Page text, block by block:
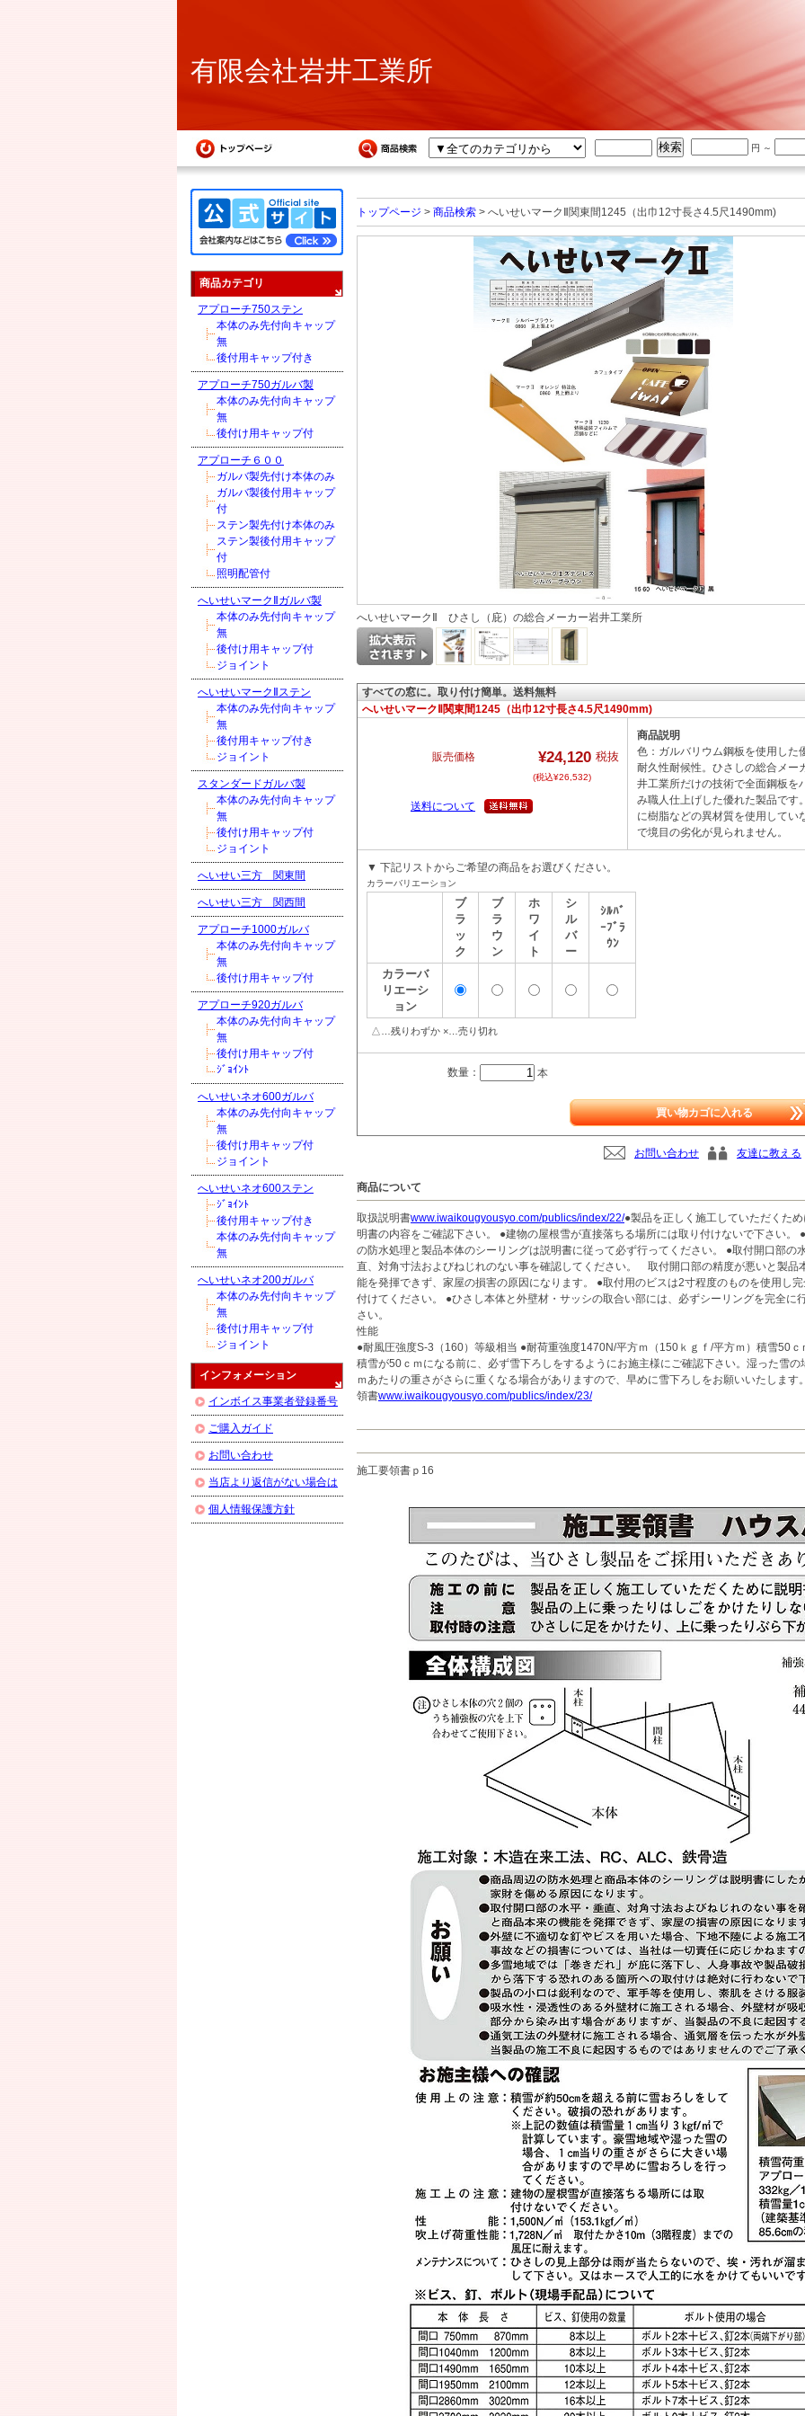
有限会社岩井工業所
円 ～
商品カテゴリ
アプローチ750ステン
本体のみ先付向キャップ
無
後付用キャップ付き
アプローチ750ガルバ製
本体のみ先付向キャップ
無
後付け用キャップ付
アプローチ６００
ガルバ製先付け本体のみ
ガルバ製後付用キャップ
付
ステン製先付け本体のみ
ステン製後付用キャップ
付
照明配管付
へいせいマークⅡガルバ製
本体のみ先付向キャップ
無
後付け用キャップ付
ジョイント
へいせいマークⅡステン
本体のみ先付向キャップ
無
後付用キャップ付き
ジョイント
スタンダードガルバ製
本体のみ先付向キャップ
無
後付け用キャップ付
ジョイント
へいせい三方 関東間
へいせい三方 関西間
アプローチ1000ガルバ
本体のみ先付向キャップ
無
後付け用キャップ付
アプローチ920ガルバ
本体のみ先付向キャップ
無
後付け用キャップ付
ｼﾞｮｲﾝﾄ
へいせいネオ600ガルバ
本体のみ先付向キャップ
無
後付け用キャップ付
ジョイント
へいせいネオ600ステン
ｼﾞｮｲﾝﾄ
後付用キャップ付き
本体のみ先付向キャップ
無
へいせいネオ200ガルバ
本体のみ先付向キャップ
無
後付け用キャップ付
ジョイント
インフォメーション
インボイス事業者登録番号
ご購入ガイド
お問い合わせ
当店より返信がない場合は
個人情報保護方針
トップページ > 商品検索 > へいせいマークⅡ関東間1245（出巾12寸長さ4.5尺1490mm)
へいせいマークⅡ ひさし（庇）の総合メーカー岩井工業所
すべての窓に。取り付け簡単。送料無料
へいせいマークⅡ関東間1245（出巾12寸長さ4.5尺1490mm)
販売価格 ¥24,120 税抜
(税込¥26,532)
送料について
商品説明
色：ガルバリウム鋼板を使用した
耐久性耐候性。ひさしの総合メー
井工業所だけの技術で全面鋼板を
み職人仕上げした優れた製品です
に樹脂などの異材質を使用してい
で境目の劣化が見られません。
▼ 下記リストからご希望の商品をお選びください。
カラーバリエーション
ブ
ラ
ッ
ク
ブ
ラ
ウ
ン
ホ
ワ
イ
ト
シ
ル
バ
ー
ｼﾙﾊﾞ
ｰﾌﾞﾗ
ｳﾝ
カラーバ
リエーシ
ョン
△…残りわずか ×…売り切れ
数量： 本
買い物カゴに入れる
お問い合わせ 友達に教える
商品について
取扱説明書www.iwaikougyousyo.com/publics/index/22/●製品を正しく施工していただくた
明書の内容をご確認下さい。 ●建物の屋根雪が直接落ちる場所には取り付けないで下さい。
の防水処理と製品本体のシーリングは説明書に従って必ず行ってください。 ●取付開口部の
直、対角寸法およびねじれのない事を確認してください。 取付開口部の精度が悪いと製品
能を発揮できず、家屋の損害の原因になります。 ●取付用のビスは2寸程度のものを使用し
付けてください。 ●ひさし本体と外壁材・サッシの取合い部には、必ずシーリングを完全に
さい。
性能
●耐風圧強度S-3（160）等級相当 ●耐荷重強度1470N/平方ｍ（150ｋｇｆ/平方ｍ）積雪50ｃ
積雪が50ｃｍになる前に、必ず雪下ろしをするようにお施主様にご確認下さい。湿った雪の
ｍあたりの重さがさらに重くなる場合がありますので、早めに雪下ろしをお願いいたします
領書www.iwaikougyousyo.com/publics/index/23/
施工要領書ｐ16